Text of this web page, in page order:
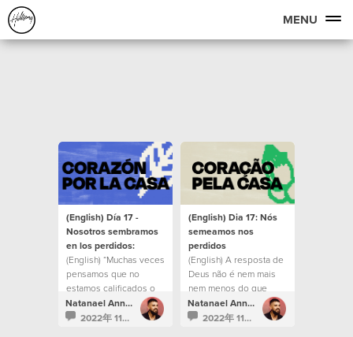
MENU
(English) Día 17 -
Nosotros sembramos
en los perdidos:
(English) “Muchas veces
pensamos que no
estamos calificados o
que no somos las
personas correctas,
Natanael Annacondia
2022年 11月 23日
(English) Dia 17: Nós
semeamos nos
perdidos
(English) A resposta de
Deus não é nem mais
nem menos do que
você mesmo. Natanael Annacondia
2022年 11月 23日